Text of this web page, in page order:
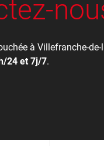
à Villefranche-
24 et 7j/7.